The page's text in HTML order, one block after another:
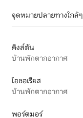
จุดหมายปลายทางใกล้ๆ
คิงส์ตัน
บ้านพักตากอากาศ
โอชอเรียส
บ้านพักตากอากาศ
พอร์ตมอร์